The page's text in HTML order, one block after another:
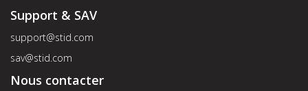
Support & SAV
support@stid.com
sav@stid.com
Nous contacter